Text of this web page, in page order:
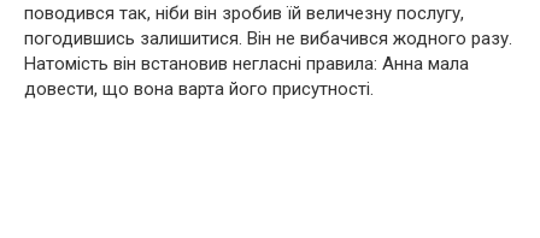
поводився так, ніби він зробив їй величезну послугу,
погодившись залишитися. Він не вибачився жодного разу.
Натомість він встановив негласні правила: Анна мала
довести, що вона варта його присутності.